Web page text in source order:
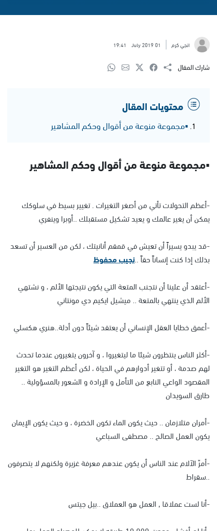
انجي كرم 01 July 2019
19:41
شارك المقال
محتويات المقال
▪مجموعة منوعة من أقوال وحكم المشاهير
▪مجموعة منوعة من أقوال وحكم المشاهير
-أعظم التحولات تأتي من أصغر التغيرات . تغيير بسيط في سلوكك
يمكن أن يغير عالمك و يعيد تشكيل مستقبلك ..أوبرا وينفري
-قد يبدو يسيراً أن تعيش في قمقم أنانيتك ، لكن من العسير أن تسعد
بذلك إذا كنت إنساناً حقاً ..نجيب محفوظ
-أعتقد أن علينا أن نتجنب المتعة التي يكون نتيجتها الألم ، و نشتهي
الألم الذي ينتهي بالمتعة .. ميشيل ايكيم دي مونتاني
-أعمق خطايا العقل الإنساني أن يعتقد شيئاً دون أدلة..هنري هكسلي
-أكثر الناس ينتظرون شيئا ما ليتغيروا ، و آخرون يتغيرون عندما تحدث
لهم صدمة ، أو تتغير أدوارهم في الحياة ، لكن أعظم التغير هو التغير
المقصود الواعي النابع من التأمل و الإرادة و الشعور بالمسؤولية ..
طارق السويدان
-أمران متلازمان .. حيث يكون الماء تكون الخضرة ، و حيث يكون الإيمان
يكون العمل الصالح .. مصطفى السباعي
-أمرّ الآلام عند الناس أن يكون عندهم معرفة غزيرة ولكنهم لا يتصرفون
..سقراط
-أنا لست عملاقا , العمل هو العملاق ..بيل جيتس